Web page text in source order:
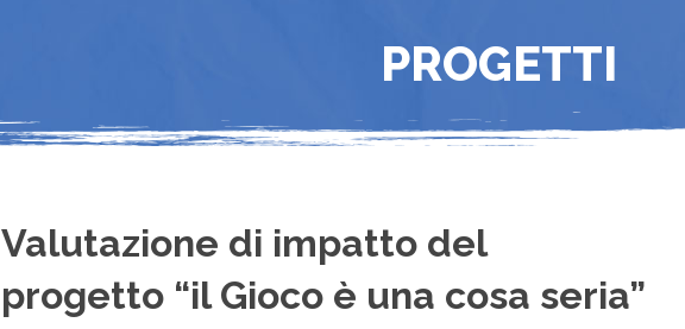
PROGETTI
Valutazione di impatto del
progetto “il Gioco è una cosa seria”